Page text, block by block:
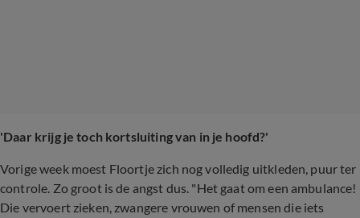
'Daar krijg je toch kortsluiting van in je hoofd?'
Vorige week moest Floortje zich nog volledig uitkleden, puur ter
controle. Zo groot is de angst dus. "Het gaat om een ambulance!
Die vervoert zieken, zwangere vrouwen of mensen die iets